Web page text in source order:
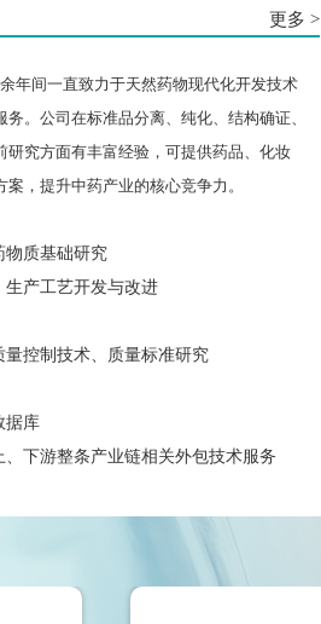
更多 >
年间一直致力于天然药物现代化开发技术
。公司在标准品分离、纯化、结构确证、
究方面有丰富经验，可提供药品、化妆
，提升中药产业的核心竞争力。
物质基础研究
生产工艺开发与改进
控制技术、质量标准研究
据库
下游整条产业链相关外包技术服务